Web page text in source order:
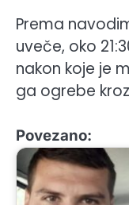
Prema
uveče, oko
nakon koje je
ga ogrebe
Povezano: